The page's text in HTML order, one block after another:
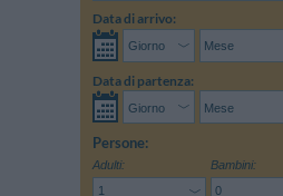
Data di arrivo:
Data di partenza:
Persone:
Adulti: Bambini: